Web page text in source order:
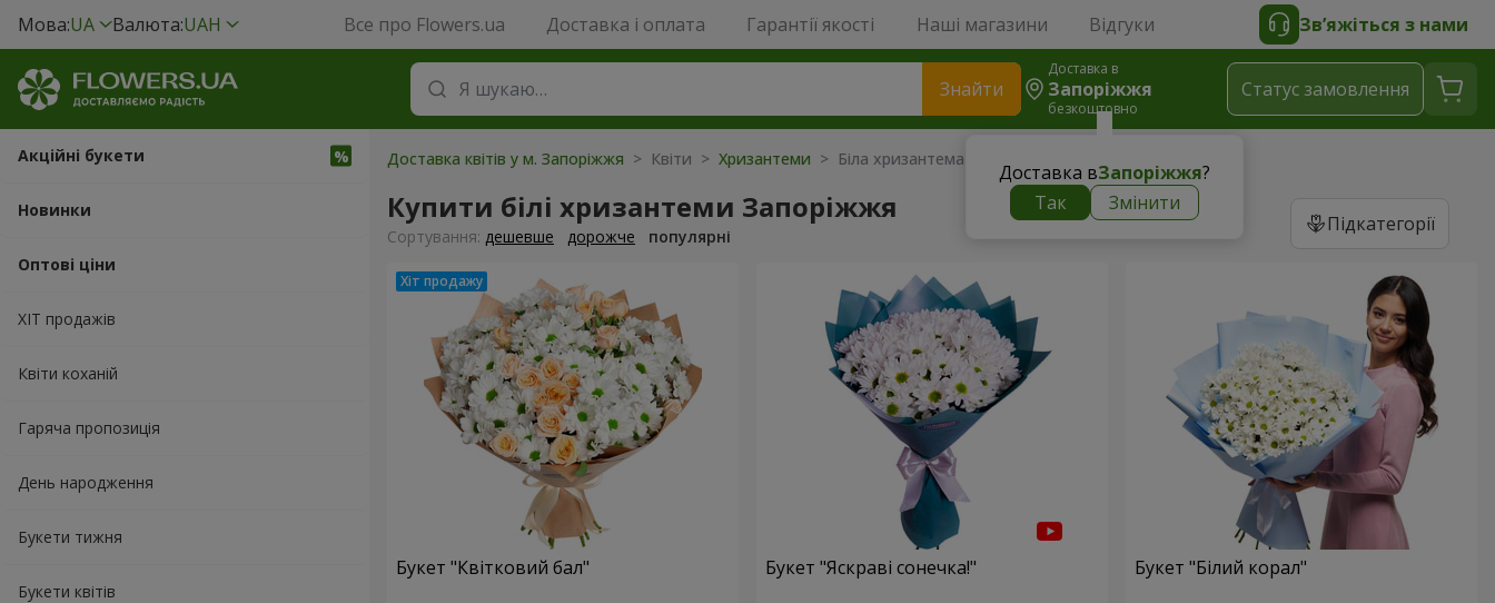
Мова:UA Валюта:UAH Все про Flowers.ua Доставка і оплата Гарантії якості Наші магазини Відгуки Зв’яжіться з нами
Знайти
Доставка в
Запоріжжя
безкоштовно
Доставка вЗапоріжжя?
Так
Змінити
Статус замовлення
Акційні букети
Новинки
Оптові ціни
ХІТ продажів
Квіти коханій
Гаряча пропозиція
День народження
Букети тижня
Букети квітів
Доставка квітів у м. Запоріжжя > Квіти > Хризантеми > Біла хризантема
Купити білі хризантеми Запоріжжя Підкатегорії
Сортування: дешевше дорожче популярні
Букет "Квітковий бал" Букет "Яскраві сонечка!" Букет "Білий корал"